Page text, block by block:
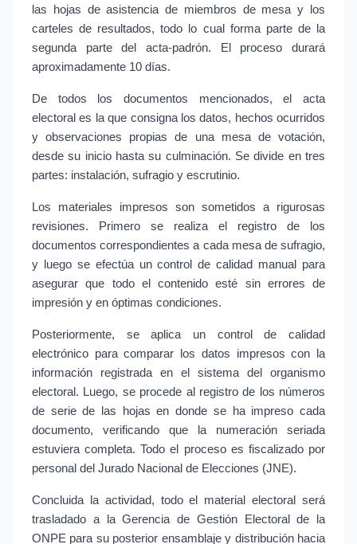
las hojas de asistencia de miembros de mesa y los
carteles de resultados, todo lo cual forma parte de la
segunda parte del acta-padrón. El proceso durará
aproximadamente 10 días.
De todos los documentos mencionados, el acta
electoral es la que consigna los datos, hechos ocurridos
y observaciones propias de una mesa de votación,
desde su inicio hasta su culminación. Se divide en tres
partes: instalación, sufragio y escrutinio.
Los materiales impresos son sometidos a rigurosas
revisiones. Primero se realiza el registro de los
documentos correspondientes a cada mesa de sufragio,
y luego se efectúa un control de calidad manual para
asegurar que todo el contenido esté sin errores de
impresión y en óptimas condiciones.
Posteriormente, se aplica un control de calidad
electrónico para comparar los datos impresos con la
información registrada en el sistema del organismo
electoral. Luego, se procede al registro de los números
de serie de las hojas en donde se ha impreso cada
documento, verificando que la numeración seriada
estuviera completa. Todo el proceso es fiscalizado por
personal del Jurado Nacional de Elecciones (JNE).
Concluida la actividad, todo el material electoral será
trasladado a la Gerencia de Gestión Electoral de la
ONPE para su posterior ensamblaje y distribución hacia